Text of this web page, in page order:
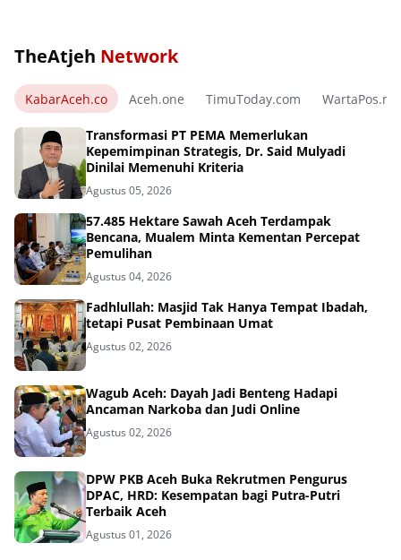
TheAtjeh Network
KabarAceh.co Aceh.one TimuToday.com WartaPos.net
Transformasi PT PEMA Memerlukan
Kepemimpinan Strategis, Dr. Said Mulyadi
Dinilai Memenuhi Kriteria
Agustus 05, 2026
57.485 Hektare Sawah Aceh Terdampak
Bencana, Mualem Minta Kementan Percepat
Pemulihan
Agustus 04, 2026
Fadhlullah: Masjid Tak Hanya Tempat Ibadah,
tetapi Pusat Pembinaan Umat
Agustus 02, 2026
Wagub Aceh: Dayah Jadi Benteng Hadapi
Ancaman Narkoba dan Judi Online
Agustus 02, 2026
DPW PKB Aceh Buka Rekrutmen Pengurus
DPAC, HRD: Kesempatan bagi Putra-Putri
Terbaik Aceh
Agustus 01, 2026